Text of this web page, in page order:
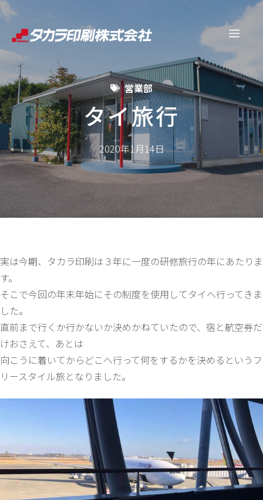
コ
ン
へ
ス
キ
プ
メ
ュ
ー
営業部
タイ旅行
2020年1月14日
実は今期、タカラ印刷は３年に一度の研修旅行の年にあたりま
す。
そこで今回の年末年始にその制度を使用してタイへ行ってきま
した。
直前まで行くか行かないか決めかねていたので、宿と航空券だ
けおさえて、あとは
向こうに着いてからどこへ行って何をするかを決めるというフ
リースタイル旅となりました。